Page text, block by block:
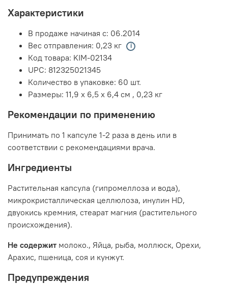
Характеристики
В продаже начиная с: 06.2014
Вес отправления: 0,23 кг
Код товара: KIM-02134
UPC: 812325021345
Количество в упаковке: 60 шт.
Размеры: 11,9 x 6,5 x 6,4 см , 0,23 кг
Рекомендации по применению
Принимать по 1 капсуле 1-2 раза в день или в
соответствии с рекомендациями врача.
Ингредиенты
Растительная капсула (гипромеллоза и вода),
микрокристаллическая целлюлоза, инулин HD,
двуокись кремния, стеарат магния (растительного
происхождения).
Не содержит молоко., Яйца, рыба, моллюск, Орехи,
Арахис, пшеница, соя и кунжут.
Предупреждения